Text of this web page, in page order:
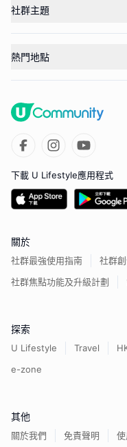
社群主題
熱門地點
下載 U Lifestyle應用程式
關於
社群最強使用指南
社群
社群焦點功能及升級計劃
探索
U Lifestyle Travel
e-zone
其他
關於我們 免責聲明